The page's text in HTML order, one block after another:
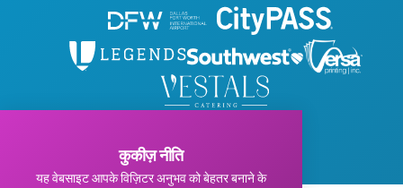
गोपनीयता नीति
कुकीज़ नीति
यह वेबसाइट आपके विज़िटर अनुभव को बेहतर बनाने के